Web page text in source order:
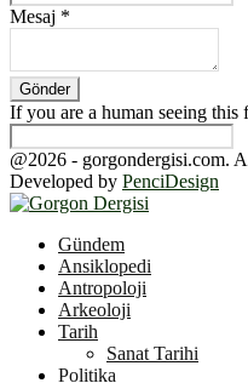
Mesaj *
If you are a human seeing this
@2026 - gorgondergisi.com.
Developed by PenciDesign
Gündem
Ansiklopedi
Antropoloji
Arkeoloji
Tarih
Sanat Tarihi
Politika